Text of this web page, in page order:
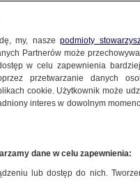
my, naszepodmioty
Partnerów może
w celu zapewnienia
przetwarzanie danych
cookie. Użytkownik może
interes w dowolnym
dane w celu zapewnienia:
lub dostęp do nich.